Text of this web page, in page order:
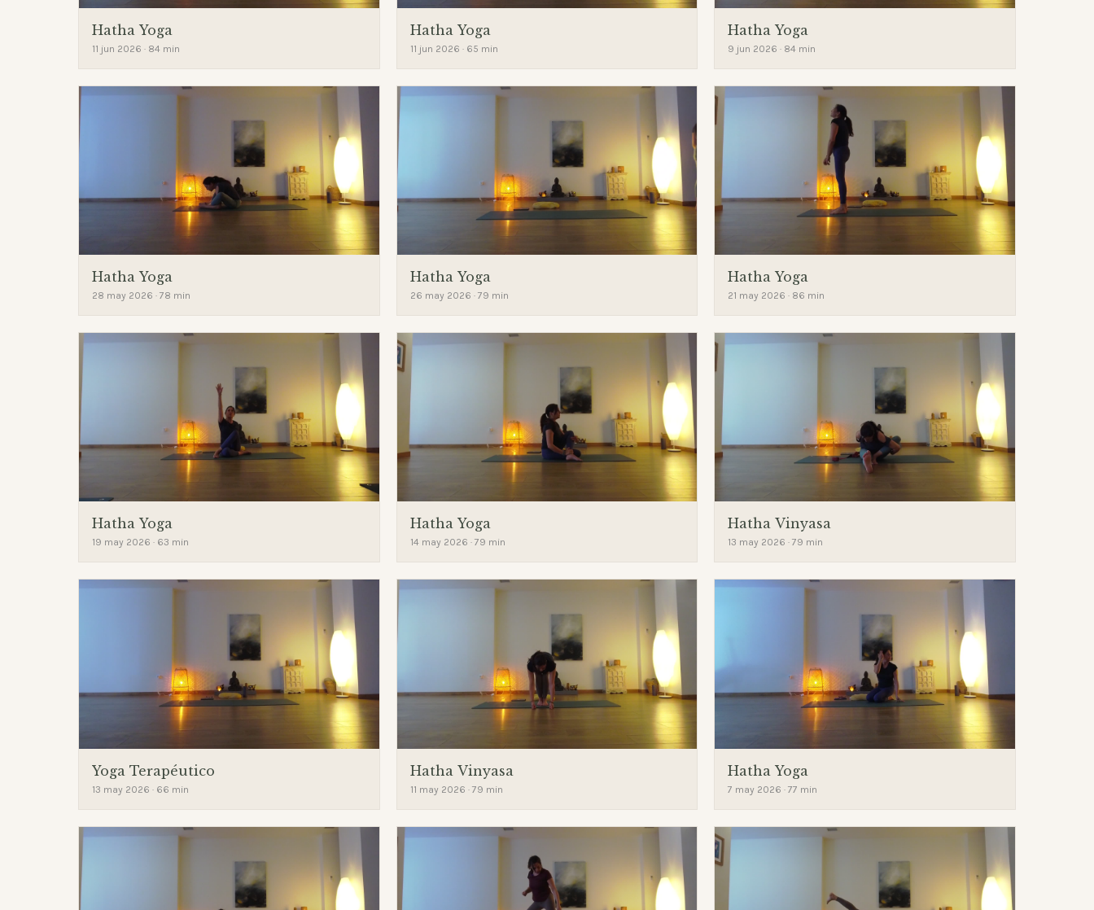
Hatha Yoga
11 jun 2026 · 84 min
Hatha Yoga
11 jun 2026 · 65 min
Hatha Yoga
9 jun 2026 · 84 min
Hatha Yoga
28 may 2026 · 78 min
Hatha Yoga
26 may 2026 · 79 min
Hatha Yoga
21 may 2026 · 86 min
Hatha Yoga
19 may 2026 · 63 min
Hatha Yoga
14 may 2026 · 79 min
Hatha Vinyasa
13 may 2026 · 79 min
Yoga Terapéutico
13 may 2026 · 66 min
Hatha Vinyasa
11 may 2026 · 79 min
Hatha Yoga
7 may 2026 · 77 min